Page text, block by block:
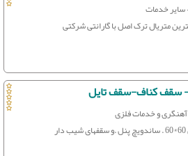
خدمات
متریال ترک اصل با گارانتی شرکتی
کناف-سقف تایل
و خدمات فلزی